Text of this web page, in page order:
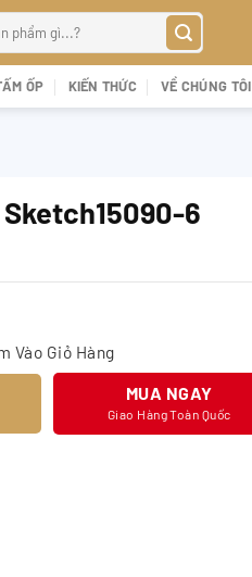
ỐP KIẾN THỨC VỀ CHÚNG TÔI
6
6 số lượng
Vào Giỏ Hàng
MUA NGAY
Giao Hàng Toàn Quốc